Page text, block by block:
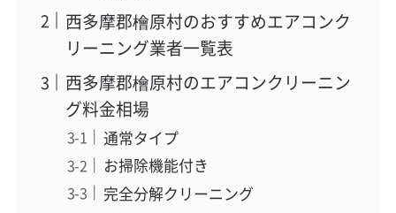
西多摩郡檜原村のおすすめエアコンク
リーニング業者一覧表
西多摩郡檜原村のエアコンクリーニン
グ料金相場
通常タイプ
お掃除機能付き
完全分解クリーニング